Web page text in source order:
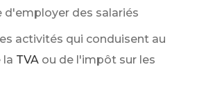
d'employer des salariés
activités qui conduisent au
la TVA ou de l'impôt sur les